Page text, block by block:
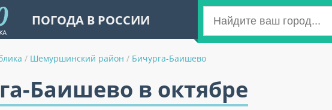
ПОГОДА В РОССИИ
/ Шемуршинский район / Бичурга-Баишево
Баишево в октябре